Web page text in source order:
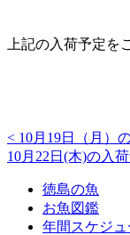
上記の入荷予定を
< 10月19日（月）
10月22日(木)の入
徳島の魚
お魚図鑑
年間スケジ